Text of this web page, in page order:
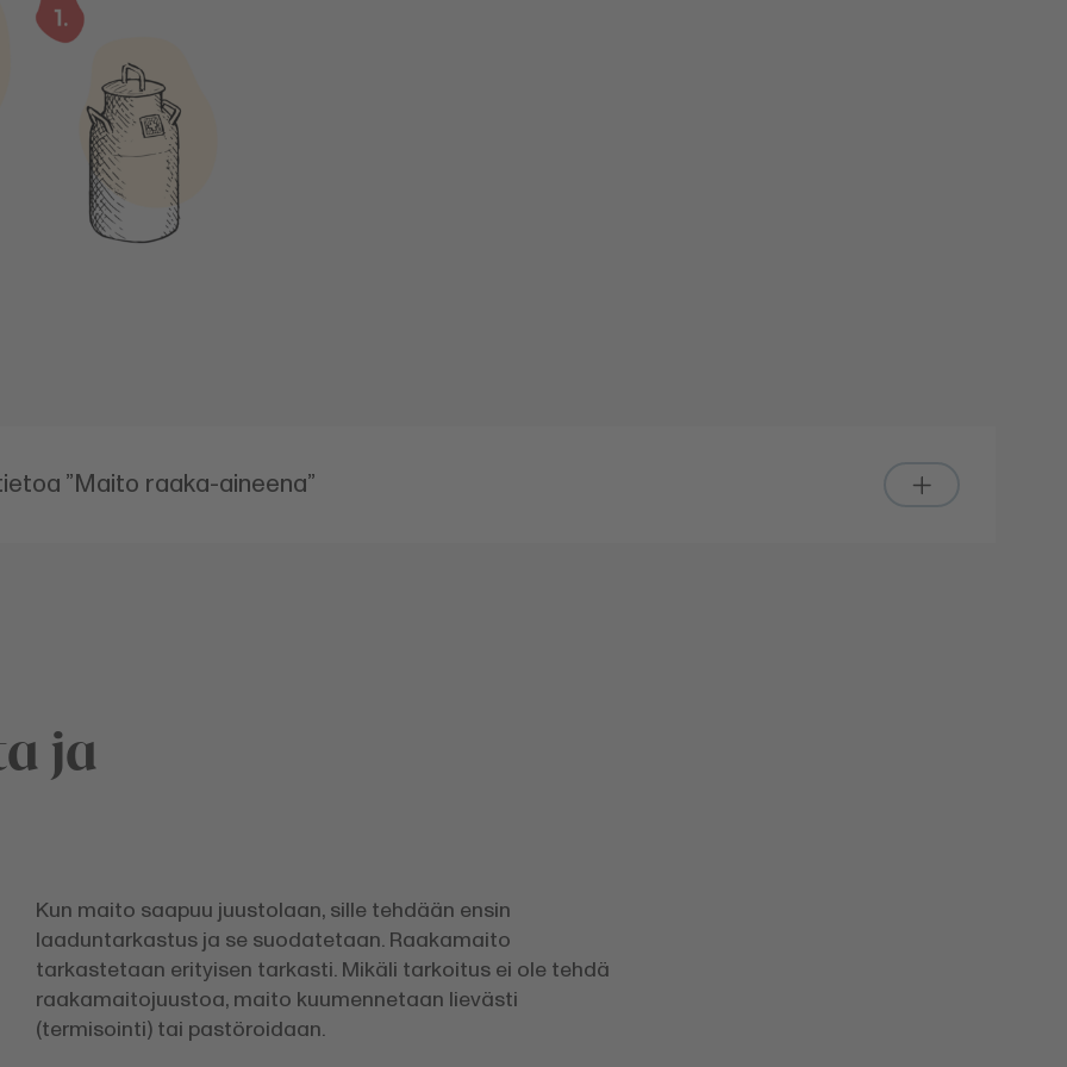
”Maito raaka-aineena”
ja
Kun maito saapuu juustolaan, sille tehdään ensin
laaduntarkastus ja se suodatetaan. Raakamaito
tarkastetaan erityisen tarkasti. Mikäli tarkoitus ei ole tehdä
raakamaitojuustoa, maito kuumennetaan lievästi
(termisointi) tai pastöroidaan.